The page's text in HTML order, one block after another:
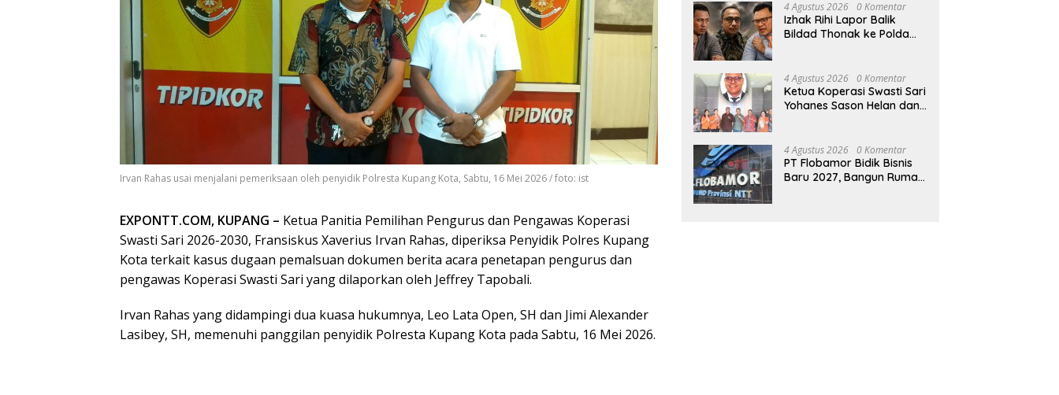
Irvan Rahas usai menjalani pemeriksaan oleh penyidik Polresta Kupang Kota, Sabtu, 16 Mei 2026 / foto: ist
EXPONTT.COM, KUPANG – Ketua Panitia Pemilihan Pengurus dan Pengawas Koperasi
Swasti Sari 2026-2030, Fransiskus Xaverius Irvan Rahas, diperiksa Penyidik Polres Kupang
Kota terkait kasus dugaan pemalsuan dokumen berita acara penetapan pengurus dan
pengawas Koperasi Swasti Sari yang dilaporkan oleh Jeffrey Tapobali.
Irvan Rahas yang didampingi dua kuasa hukumnya, Leo Lata Open, SH dan Jimi Alexander
Lasibey, SH, memenuhi panggilan penyidik Polresta Kupang Kota pada Sabtu, 16 Mei 2026.
4 Agustus 2026 0 Komentar
Izhak Rihi Lapor Balik
Bildad Thonak ke Polda
4 Agustus 2026 0 Komentar
Ketua Koperasi Swasti Sari
Yohanes Sason Helan dan
Koperasi Swasti Sari Dan
Semua Karyawan Yang
Menyambut Sukacita
4 Agustus 2026 0 Komentar
PT Flobamor Bidik Bisnis
Baru 2027, Bangun Rumah